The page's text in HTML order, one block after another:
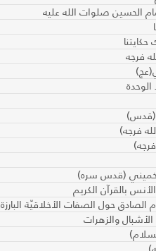
الحسين صلوات الله عليه
فرجه
(قدس)
فرجه)
(قدس سره)
بالقرآن الكريم
الصادق حول الصفات الأخلاقيّة البارزة